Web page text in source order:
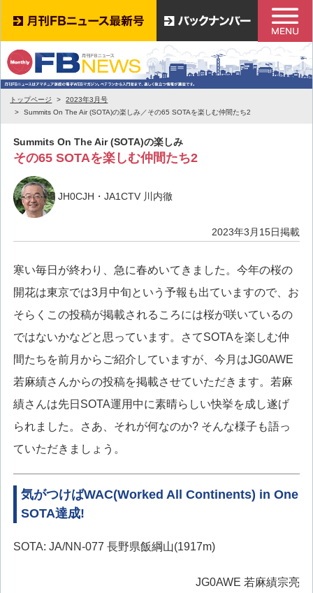
トップページ
2023年3月号
Summits On The Air (SOTA)の楽しみ／その65 SOTAを楽しむ仲間たち2
Summits On The Air (SOTA)の楽しみ
その65 SOTAを楽しむ仲間たち2
JH0CJH・JA1CTV 川内徹
2023年3月15日掲載
寒い毎日が終わり、急に春めいてきました。今年の桜の
開花は東京では3月中旬という予報も出ていますので、お
そらくこの投稿が掲載されるころには桜が咲いているの
ではないかなどと思っています。さてSOTAを楽しむ仲
間たちを前月からご紹介していますが、今月はJG0AWE
若麻績さんからの投稿を掲載させていただきます。若麻
績さんは先日SOTA運用中に素晴らしい快挙を成し遂げ
られました。さあ、それが何なのか? そんな様子も語っ
ていただきましょう。
気がつけばWAC(Worked All Continents) in One
SOTA達成!
SOTA: JA/NN-077 長野県飯綱山(1917m)
JG0AWE 若麻績宗亮